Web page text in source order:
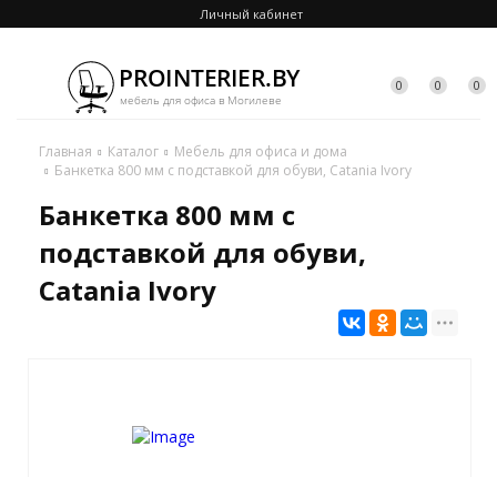
Личный кабинет
0 0 0
Главная Каталог
Мебель для офиса и дома
Банкетка 800 мм с подставкой для обуви, Catania Ivory
Банкетка 800 мм с
подставкой для обуви,
Catania Ivory